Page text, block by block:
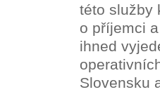
této služby
o příjemci
ihned
Slovensku